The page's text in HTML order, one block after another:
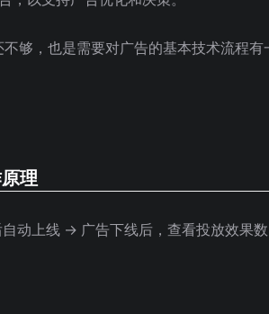
够，也是需要对广告的基本技术流程有
理
动上线 → 广告下线后，查看投放效果数